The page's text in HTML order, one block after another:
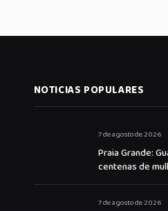
NOTICIAS POPULARES
7 de agosto de 2026
Praia Grande:
centenas de
7 de agosto de 2026